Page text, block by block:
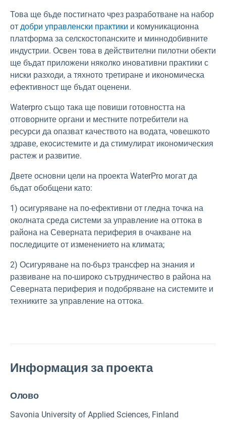
Това ще бъде постигнато чрез разработване на набор
от добри управленски практики и комуникационна
платформа за селскостопанските и миннодобивните
индустрии. Освен това в действителни пилотни обекти
ще бъдат приложени няколко иновативни практики с
ниски разходи, а тяхното третиране и икономическа
ефективност ще бъдат оценени.
Waterpro също така ще повиши готовността на
отговорните органи и местните потребители на
ресурси да опазват качеството на водата, човешкото
здраве, екосистемите и да стимулират икономическия
растеж и развитие.
Двете основни цели на проекта WaterPro могат да
бъдат обобщени като:
1) осигуряване на по-ефективни от гледна точка на
околната среда системи за управление на оттока в
района на Северната периферия в очакване на
последиците от изменението на климата;
2) Осигуряване на по-бърз трансфер на знания и
развиване на по-широко сътрудничество в района на
Северната периферия и подобряване на системите и
техниките за управление на оттока.
Информация за проекта
Олово
Savonia University of Applied Sciences, Finland